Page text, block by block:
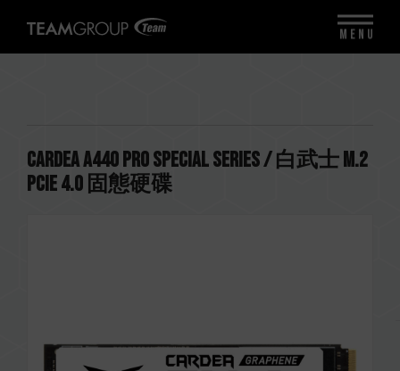
CARDEA A440 Pro Special Series / 白武士 M.2
PCIe 4.0 固態硬碟
MENU